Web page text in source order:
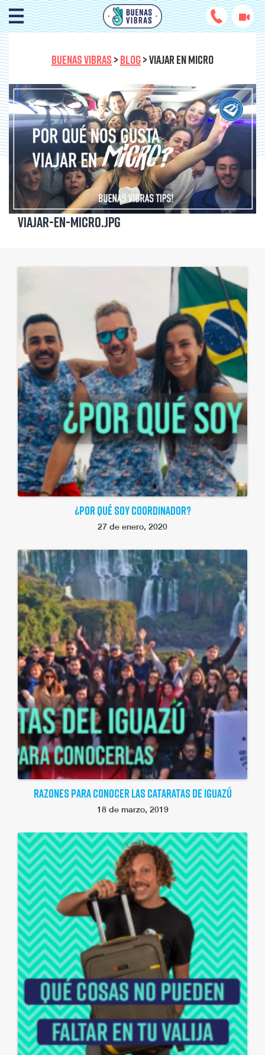
BUENAS VIBRAS > BLOG>VIAJAR EN MICRO
Viajar-en-micro.jpg
¿POR QUÉ SOY COORDINADOR?
27 de enero, 2020
RAZONES PARA CONOCER LAS CATARATAS DE IGUAZÚ
18 de marzo, 2019